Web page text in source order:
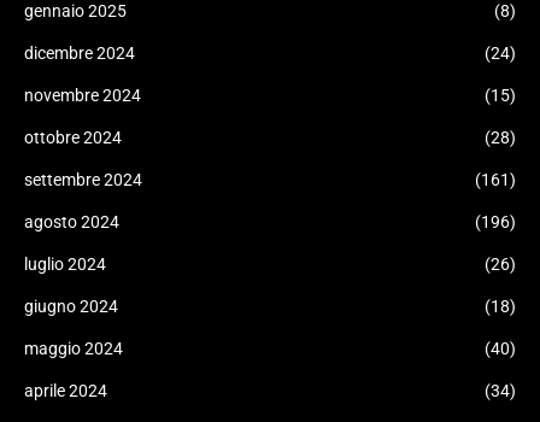
gennaio 2025 (8)
dicembre 2024 (24)
novembre 2024 (15)
ottobre 2024 (28)
settembre 2024 (161)
agosto 2024 (196)
luglio 2024 (26)
giugno 2024 (18)
maggio 2024 (40)
aprile 2024 (34)